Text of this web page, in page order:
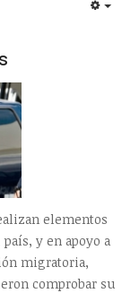
elementos
y en apoyo a
migratoria,
comprobar su